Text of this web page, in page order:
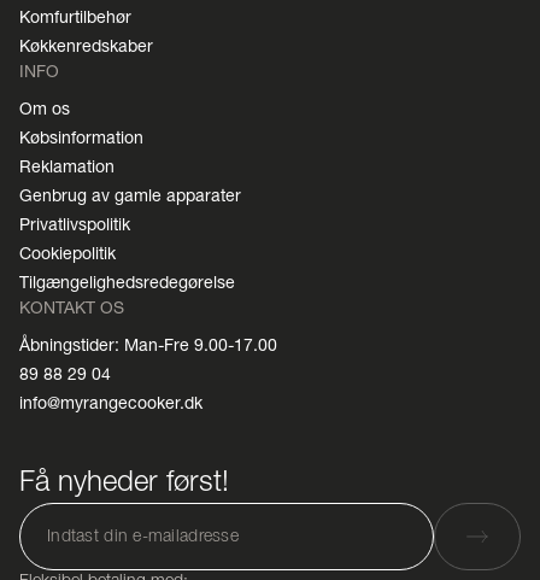
Komfurtilbehør
Køkkenredskaber
INFO
Om os
Købsinformation
Reklamation
Genbrug av gamle apparater
Privatlivspolitik
Cookiepolitik
Tilgængelighedsredegørelse
KONTAKT OS
Åbningstider: Man-Fre 9.00-17.00
89 88 29 04
info@myrangecooker.dk
Få nyheder først!